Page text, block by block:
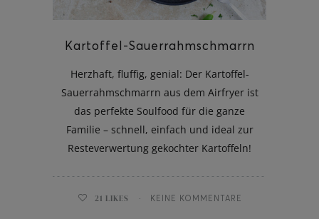
Kartoffel-Sauerrahmschmarrn
Herzhaft, fluffig, genial: Der Kartoffel-
Sauerrahmschmarrn aus dem Airfryer ist
das perfekte Soulfood für die ganze
Familie – schnell, einfach und ideal zur
Resteverwertung gekochter Kartoffeln!
21 LIKES KEINE KOMMENTARE